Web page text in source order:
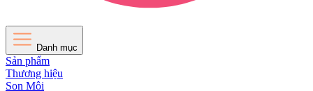
Danh mục
Sản phẩm
Thương hiệu
Son Môi